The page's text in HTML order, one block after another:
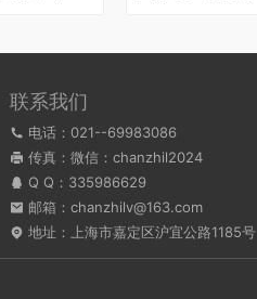
联系我们
电话：021--69983086
传真：微信：chanzhil2024
Q Q： 335986629
邮箱：chanzhilv@163.com
地址：上海市嘉定区沪宜公路1185号